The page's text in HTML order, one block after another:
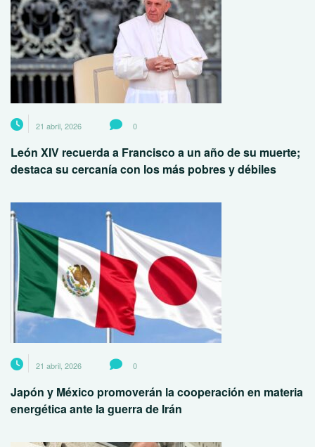
21 abril, 2026 0
León XIV recuerda a Francisco a un año de su muerte;
destaca su cercanía con los más pobres y débiles
21 abril, 2026 0
Japón y México promoverán la cooperación en materia
energética ante la guerra de Irán